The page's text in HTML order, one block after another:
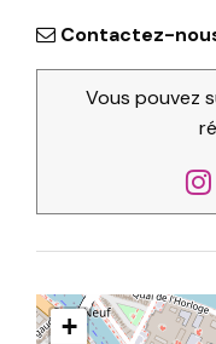
Contactez-
Vous pouvez
+